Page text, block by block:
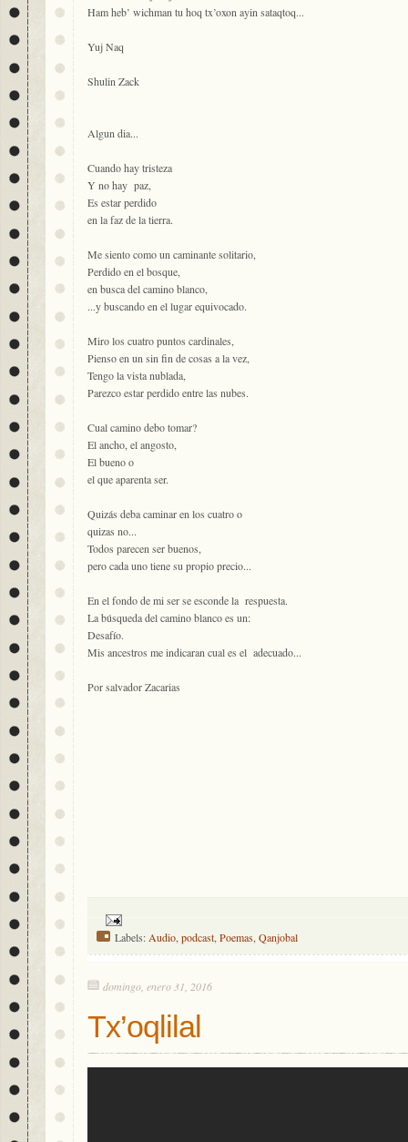
Ham heb’ wichman tu hoq tx’oxon ayin sataqtoq...
Yuj Naq
Shulin Zack
Algun dia...
Cuando hay tristeza
Y no hay paz,
Es estar perdido
en la faz de la tierra.
Me siento como un caminante solitario,
Perdido en el bosque,
en busca del camino blanco,
...y buscando en el lugar equivocado.
Miro los cuatro puntos cardinales,
Pienso en un sin fin de cosas a la vez,
Tengo la vista nublada,
Parezco estar perdido entre las nubes.
Cual camino debo tomar?
El ancho, el angosto,
El bueno o
el que aparenta ser.
Quizás deba caminar en los cuatro o
quizas no...
Todos parecen ser buenos,
pero cada uno tiene su propio precio...
En el fondo de mi ser se esconde la respuesta.
La búsqueda del camino blanco es un:
Desafío.
Mis ancestros me indicaran cual es el adecuado...
Por salvador Zacarias
Labels: Audio podcast Poemas Qanjobal
domingo, enero 31, 2016
Tx’oqlilal